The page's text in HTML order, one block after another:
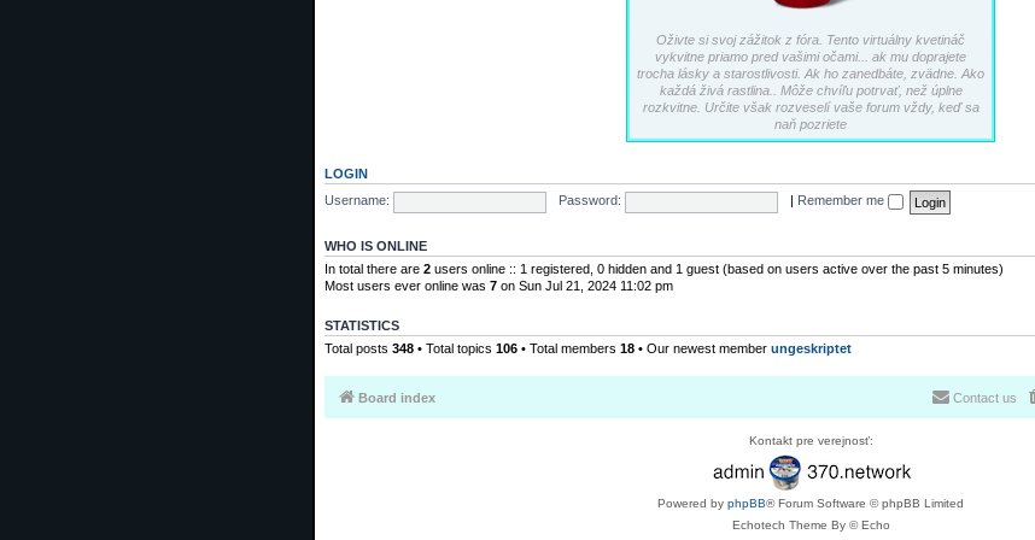
Oživte si svoj zážitok z fóra. Tento virtuálny kvetináč
vykvitne priamo pred vašimi očami... ak mu doprajete
trocha lásky a starostlivosti. Ak ho zanedbáte, zvädne. Ako
každá živá rastlina.. Môže chvíľu potrvať, než úplne
rozkvitne. Určite však rozveselí vaše forum vždy, keď sa
naň pozriete
LOGIN
Username:
Password: Remember me
WHO IS ONLINE
In total there are 2 users online :: 1 registered, 0 hidden and 1 guest (based on users active over the past 5 minutes)
Most users ever online was 7 on Sun Jul 21, 2024 11:02 pm
STATISTICS
Total posts 348 • Total topics 106 • Total members 18 • Our newest member ungeskriptet
Board index Contact us
Kontakt pre verejnosť:
Powered by phpBB® Forum Software © phpBB Limited
Echotech Theme By © Echo